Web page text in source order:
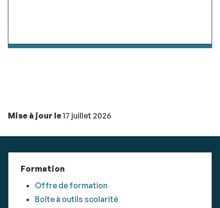
Mise à jour le17 juillet 2026
Formation
Offre de formation
Boite à outils scolarité